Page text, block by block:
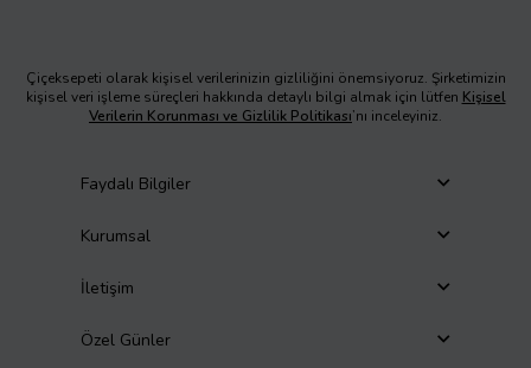
Çiçeksepeti olarak kişisel verilerinizin gizliliğini önemsiyoruz. Şirketimizin
kişisel veri işleme süreçleri hakkında detaylı bilgi almak için lütfen Kişisel
Verilerin Korunması ve Gizlilik Politikası’nı inceleyiniz.
Faydalı Bilgiler
Kurumsal
İletişim
Özel Günler